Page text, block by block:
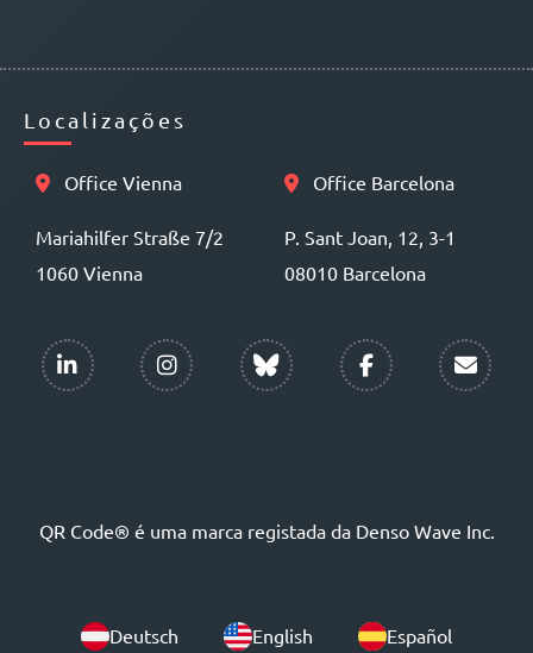
Localizações
Office Vienna
Mariahilfer Straße 7/2
1060 Vienna
Office Barcelona
P. Sant Joan, 12, 3-1
08010 Barcelona
QR Code® é uma marca registada da Denso Wave Inc.
Deutsch English Español